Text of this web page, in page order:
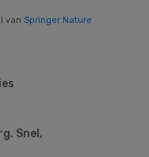
van Springer Nature
Snel,